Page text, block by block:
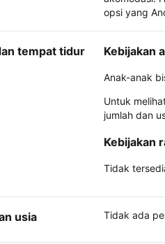
opsi yang
tempat tidur Kebijakan
Anak-anak
Untuk
jumlah dan
Kebijakan
Tidak
usia Tidak ada